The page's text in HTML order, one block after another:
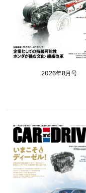
2026年8月号